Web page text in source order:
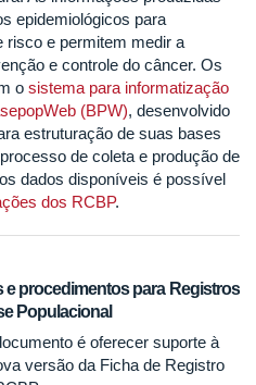
epidemiológicos para
risco e permitem medir a
e controle do câncer. Os
o sistema para informatização
(BPW), desenvolvido
estruturação de suas bases
de coleta e produção de
dados disponíveis é possível
dos RCBP.
e procedimentos para Registros
Populacional
é oferecer suporte à
versão da Ficha de Registro